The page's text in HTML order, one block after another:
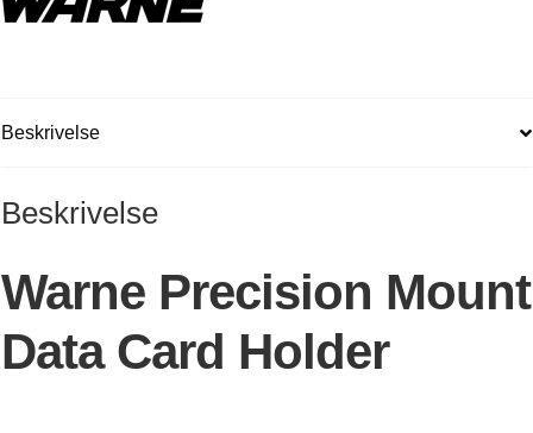
Beskrivelse
Beskrivelse
Warne Precision Mount
Data Card Holder